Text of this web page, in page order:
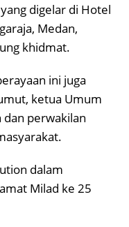
digelar di Hotel
Medan,
khidmat.
ini juga
ketua Umum
dan perwakilan
dalam
Milad ke 25